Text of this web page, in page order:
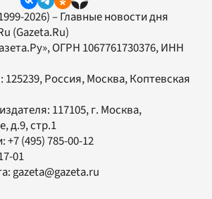
2026) – Главные новости дня
(Gazeta.Ru)
, ОГРН 1067761730376, ИНН
125239, Россия, Москва, Коптевская
117105, г. Москва,
д.9, стр.1
+7 (495) 785-00-12
01
gazeta@gazeta.ru